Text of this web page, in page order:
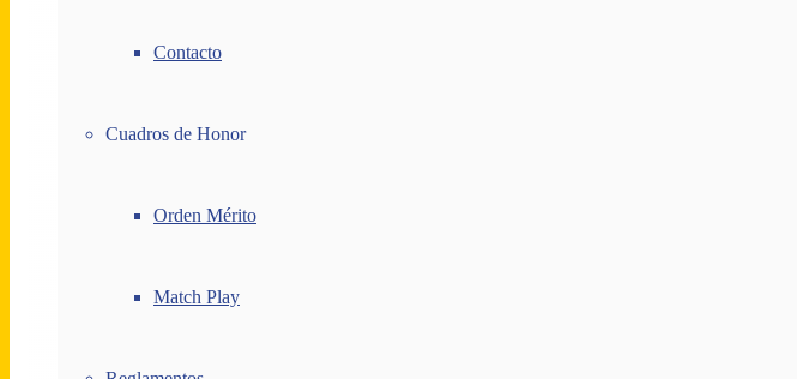
Contacto
Cuadros de Honor
Orden Mérito
Match Play